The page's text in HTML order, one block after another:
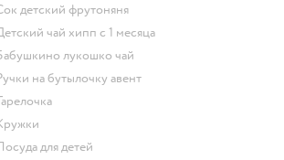
сок детский фрутоняня
детский чай хипп с 1 месяца
бабушкино лукошко чай
ручки на бутылочку авент
тарелочка
кружки
посуда для детей